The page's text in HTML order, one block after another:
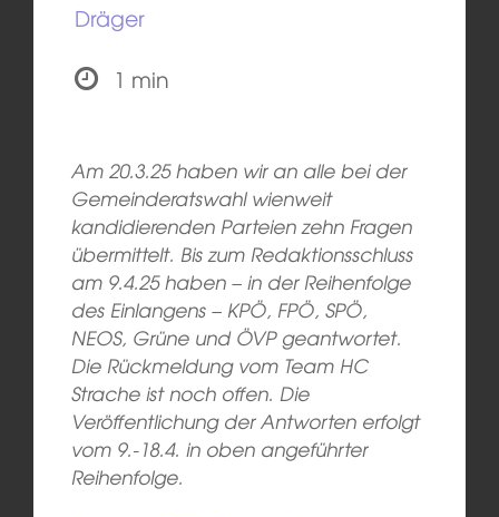
Dräger
1 min
Am 20.3.25 haben wir an alle bei der
Gemeinderatswahl wienweit
kandidierenden Parteien zehn Fragen
übermittelt. Bis zum Redaktionsschluss
am 9.4.25 haben – in der Reihenfolge
des Einlangens – KPÖ, FPÖ, SPÖ,
NEOS, Grüne und ÖVP geantwortet.
Die Rückmeldung vom Team HC
Strache ist noch offen. Die
Veröffentlichung der Antworten erfolgt
vom 9.-18.4. in oben angeführter
Reihenfolge.